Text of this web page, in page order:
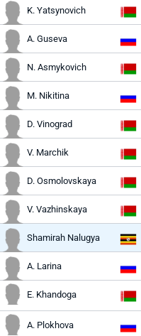
K. Yatsynovich
A. Guseva
N. Asmykovich
M. Nikitina
D. Vinograd
V. Marchik
D. Osmolovskaya
V. Vazhinskaya
Shamirah Nalugya
A. Larina
E. Khandoga
A. Plokhova